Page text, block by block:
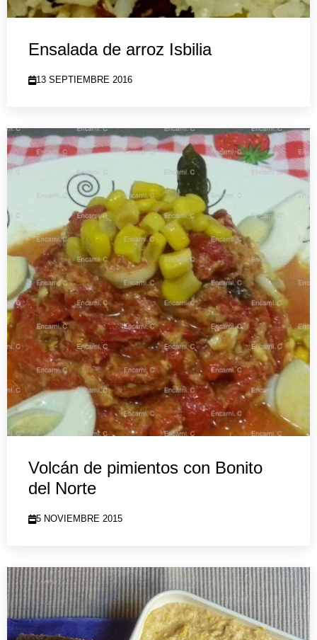
Ensalada de arroz Isbilia
13 SEPTIEMBRE 2016
Volcán de pimientos con Bonito
del Norte
5 NOVIEMBRE 2015